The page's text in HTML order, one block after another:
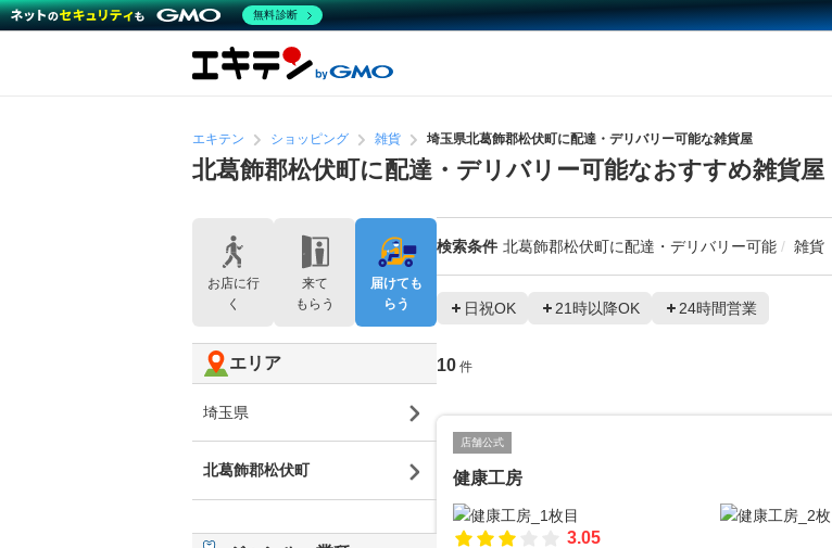
エキテン ショッピング 雑貨 埼玉県北葛飾郡松伏町に配達・デリバリー可能な雑貨屋
北葛飾郡松伏町に配達・デリバリー可能なおすすめ雑貨屋
検索条件 北葛飾郡松伏町に配達・デリバリー可能 雑貨
日祝OK 21時以降OK 24時間営業
10 件
店舗公式
健康工房
3.05
お店に行
く
来て
もらう
届けても
らう
エリア
埼玉県
北葛飾郡松伏町
無料診断